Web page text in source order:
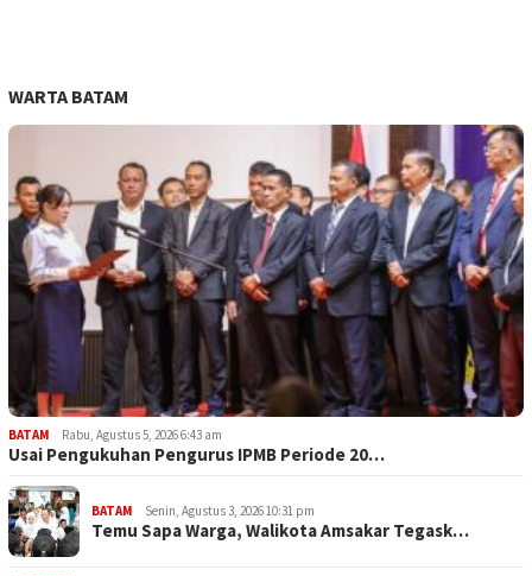
WARTA BATAM
BATAM Rabu, Agustus 5, 2026 6:43 am
Usai Pengukuhan Pengurus IPMB Periode 20…
BATAM Senin, Agustus 3, 2026 10:31 pm
Temu Sapa Warga, Walikota Amsakar Tegask…